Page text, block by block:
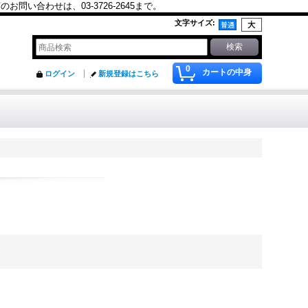
問い合わせは、03-3726-2645まで。
文字サイズ:
0 カートの中身
ログイン 新規登録はこちら